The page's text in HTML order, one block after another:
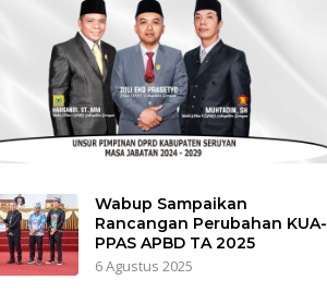
Wabup Sampaikan
Rancangan Perubahan KUA-
PPAS APBD TA 2025
6 Agustus 2025